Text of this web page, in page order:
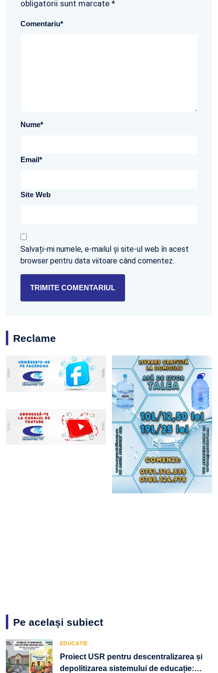
obligatorii sunt marcate *
Comentariu*
Nume*
Email*
Site Web
Salvați-mi numele, e-mailul și site-ul web în acest
browser pentru data viitoare când comentez.
Reclame
Pe același subiect
EDUCATIE
Proiect USR pentru descentralizarea și
depolitizarea sistemului de educație:…